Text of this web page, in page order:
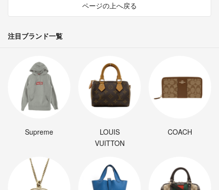
ページの上へ戻る
注目ブランド一覧
Supreme
LOUIS
VUITTON
COACH